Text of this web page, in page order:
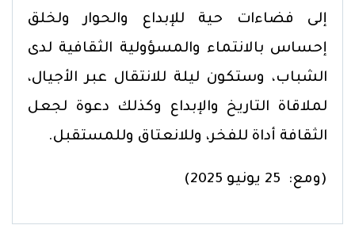
إلى فضاءات حية للإبداع والحوار ولخلق
إحساس بالانتماء والمسؤولية الثقافية لدى
الشباب، وستكون ليلة للانتقال عبر الأجيال،
لملاقاة التاريخ والإبداع وكذلك دعوة لجعل
الثقافة أداة للفخر، وللانعتاق وللمستقبل.
(ومع: 25 يونيو 2025)